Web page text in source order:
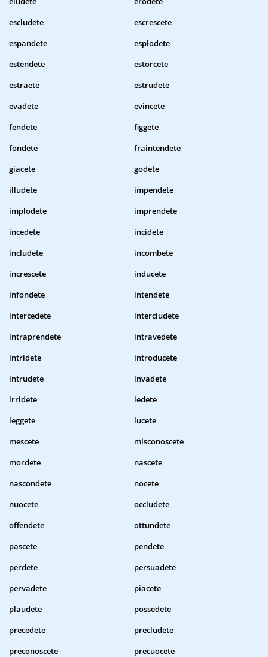
escludete
escrescete
espandete
esplodete
estendete
estorcete
estraete
estrudete
evadete
evincete
fendete
figgete
fondete
fraintendete
giacete
godete
illudete
impendete
implodete
imprendete
incedete
incidete
includete
incombete
increscete
inducete
infondete
intendete
intercedete
intercludete
intraprendete
intravedete
intridete
introducete
intrudete
invadete
irridete
ledete
leggete
lucete
mescete
misconoscete
mordete
nascete
nascondete
nocete
nuocete
occludete
offendete
ottundete
pascete
pendete
perdete
persuadete
pervadete
piacete
plaudete
possedete
precedete
precludete
preconoscete
precuocete